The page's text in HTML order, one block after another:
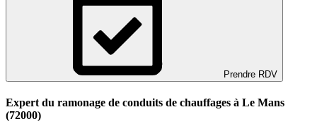
Prendre RDV
Expert du ramonage de conduits de chauffages à Le Mans
(72000)